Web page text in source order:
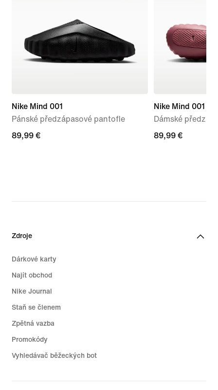
Nike Mind 001
Pánské předzápasové pantofle
89,99 €
89,99 €
Nike Mind 001
Dámské
89,99 €
89,99 €
Zdroje
Dárkové karty
Najít obchod
Nike Journal
Staň se členem
Zpětná vazba
Promokódy
Vyhledávač běžeckých bot